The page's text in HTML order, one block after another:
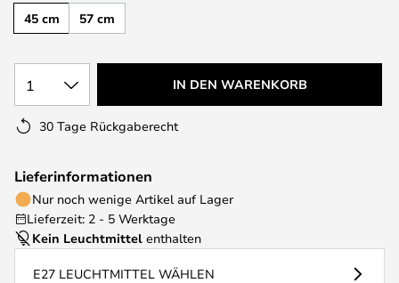
45 cm
57 cm
1 IN DEN WARENKORB
30 Tage Rückgaberecht
Lieferinformationen
Nur noch wenige Artikel auf Lager
Lieferzeit: 2 - 5 Werktage
Kein Leuchtmittel enthalten
E27 LEUCHTMITTEL WÄHLEN